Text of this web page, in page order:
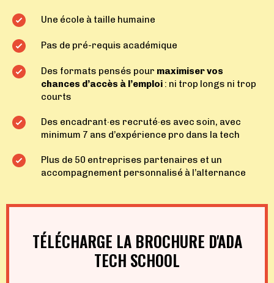
Une école à taille humaine
Pas de pré-requis académique
Des formats pensés pour maximiser vos
chances d’accès à l’emploi : ni trop longs ni trop
courts
Des encadrant·es recruté·es avec soin, avec
minimum 7 ans d’expérience pro dans la tech
Plus de 50 entreprises partenaires et un
accompagnement personnalisé à l’alternance
TÉLÉCHARGE LA BROCHURE D'ADA
TECH SCHOOL